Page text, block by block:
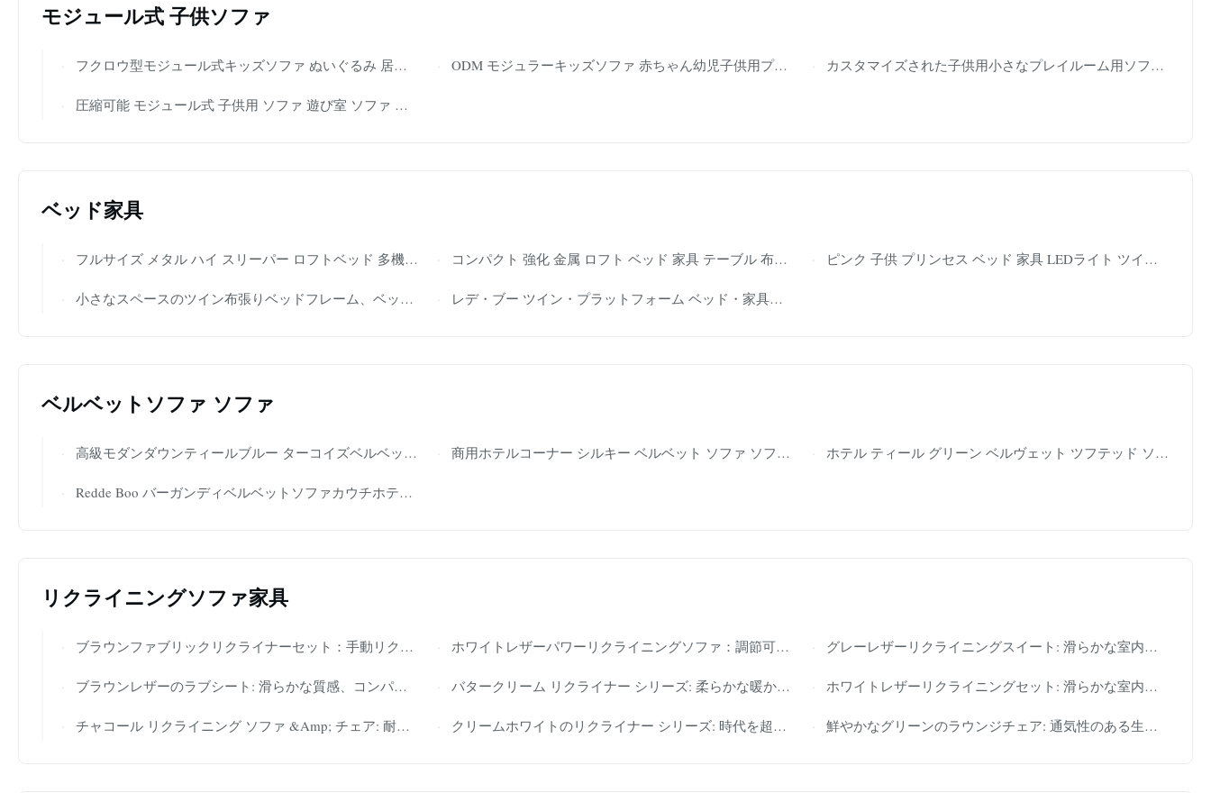
モジュール式 子供ソファ
フクロウ型モジュール式キッズソファ ぬいぐるみ 居心地の良い保育園 プレイルーム ソファ ODM モジュラーキッズソファ 赤ちゃん幼児子供用プレイルーム家具 カスタマイズされた子供用小さなプレイルーム用ソファフロアシート 軽量
圧縮可能 モジュール式 子供用 ソファ 遊び室 ソファ 変形可能 子供用
ベッド家具
フルサイズ メタル ハイ スリーパー ロフトベッド 多機能 ドミトリー用 コンパクト 強化 金属 ロフト ベッド 家具 テーブル 布団 ラック 空間 節約 ピンク 子供 プリンセス ベッド 家具 LEDライト ツインサイズ パステル フレンドリー
小さなスペースのツイン布張りベッドフレーム、ベッド下引き出し付き レデ・ブー ツイン・プラットフォーム ベッド・家具のフレーム
ベルベットソファ ソファ
高級モダンダウンティールブルー ターコイズベルベットカウチ 肌に優しいホテル家具 商用ホテルコーナー シルキー ベルベット ソファ ソファ スメラルドグリーン ホテル ティール グリーン ベルヴェット ツフテッド ソファー ラヴシート ソファー 怠け者 座席 2人座
Redde Boo バーガンディベルベットソファカウチホテルアームチェアオフィスラウンジ用
リクライニングソファ家具
ブラウンファブリックリクライナーセット：手動リクライニング、ハイバックレスト – 居心地の良い伝統的なリビングスペースに最適 ホワイトレザーパワーリクライニングソファ：調節可能なヘッドレスト、金属ベース – 明るいモダンなリビングスペースに最適 グレーレザーリクライニングスイート: 滑らかな室内装飾、調節可能な傾き – 家を静かなリラクゼーションの隠れ家に変えます
ブラウンレザーのラブシート: 滑らかな質感、コンパクトな設置面積 - 家を時代を超えたリラクゼーションコーナーに変えます バタークリーム リクライナー シリーズ: 柔らかな暖かさ、魅力的なセンス – デザイン重視のレジャー スペースに最適な賢い選択 ホワイトレザーリクライニングセット: 滑らかな室内装飾、調節可能な傾き - 家を静かなリラクゼーションの隠れ家に変えます。
チャコール リクライニング ソファ &Amp; チェア: 耐久性のある生地、詰め物たっぷりの快適さ – 居心地の良い現代的なインテリアに最適 クリームホワイトのリクライナー シリーズ: 時代を超越したエレガンス、モダンなセンス – デザイン先進のインテリアのための賢い選択 鮮やかなグリーンのラウンジチェア: 通気性のある生地、人間工学に基づいたデザイン – 居心地の良い、太陽の光が当たる読書コーナーに最適